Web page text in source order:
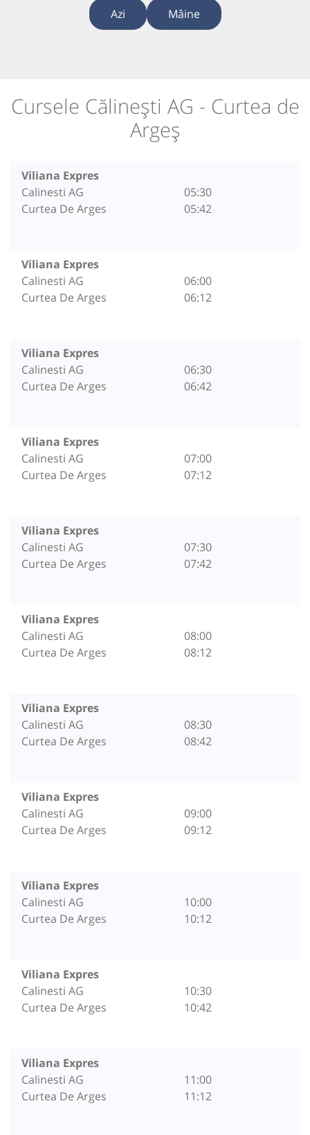
Azi Mâine
Cursele Călinești AG - Curtea de
Argeș
Viliana Expres
Calinesti AG
Curtea De Arges
05:30
05:42
Viliana Expres
Calinesti AG
Curtea De Arges
06:00
06:12
Viliana Expres
Calinesti AG
Curtea De Arges
06:30
06:42
Viliana Expres
Calinesti AG
Curtea De Arges
07:00
07:12
Viliana Expres
Calinesti AG
Curtea De Arges
07:30
07:42
Viliana Expres
Calinesti AG
Curtea De Arges
08:00
08:12
Viliana Expres
Calinesti AG
Curtea De Arges
08:30
08:42
Viliana Expres
Calinesti AG
Curtea De Arges
09:00
09:12
Viliana Expres
Calinesti AG
Curtea De Arges
10:00
10:12
Viliana Expres
Calinesti AG
Curtea De Arges
10:30
10:42
Viliana Expres
Calinesti AG
Curtea De Arges
11:00
11:12